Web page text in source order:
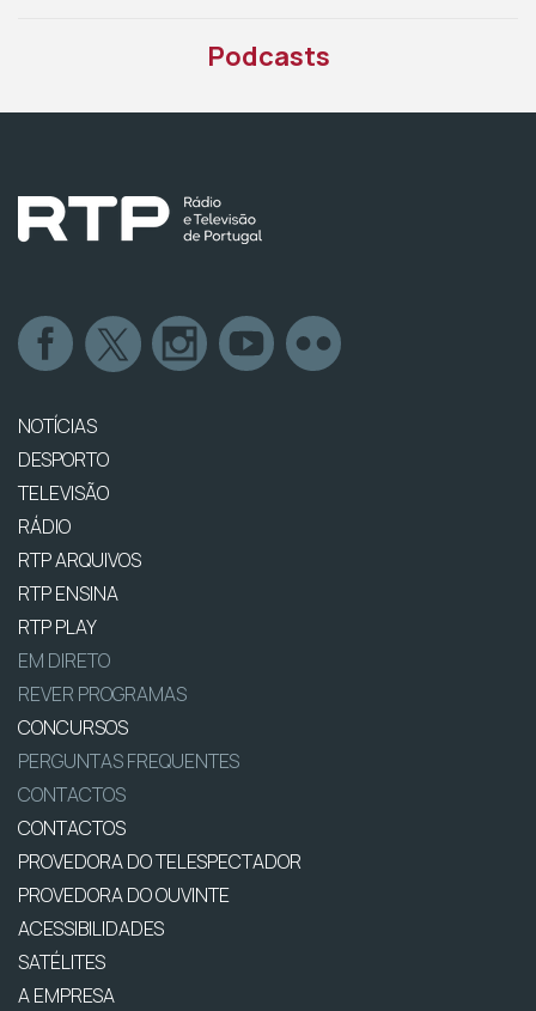
Podcasts
NOTÍCIAS
DESPORTO
TELEVISÃO
RÁDIO
RTP ARQUIVOS
RTP ENSINA
RTP PLAY
EM DIRETO
REVER PROGRAMAS
CONCURSOS
PERGUNTAS FREQUENTES
CONTACTOS
CONTACTOS
PROVEDORA DO TELESPECTADOR
PROVEDORA DO OUVINTE
ACESSIBILIDADES
SATÉLITES
A EMPRESA